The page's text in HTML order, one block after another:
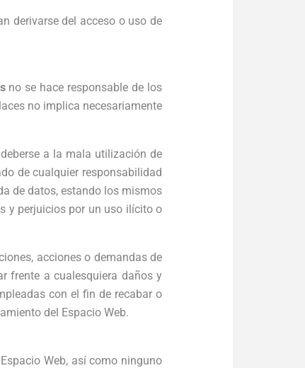
derivarse del acceso o uso de
no se hace responsable de los
no implica necesariamente
a la mala utilización de
de cualquier responsabilidad
de datos, estando los mismos
y perjuicios por un uso ilícito o
acciones o demandas de
frente a cualesquiera daños y
con el fin de recabar o
del Espacio Web.
Web, así como ninguno